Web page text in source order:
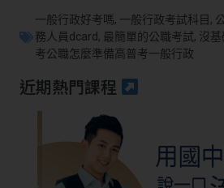
一般行政好考嗎, 一般行政考試科目 ,
務人員dcard, 最簡單的公職考試, 沒
考公職怎麼準備高普考一般行政
近期熱門課程